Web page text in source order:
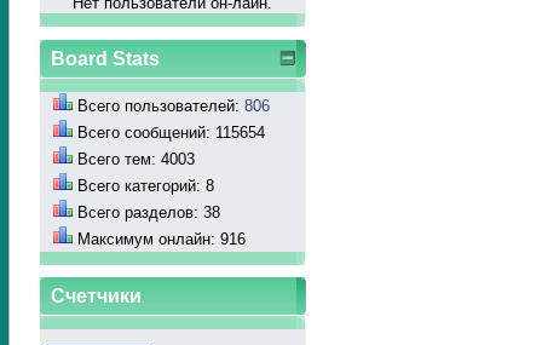
Board Stats
Всего пользователей:806
Всего сообщений: 115654
Всего тем: 4003
Всего категорий: 8
Всего разделов: 38
Максимум онлайн: 916
Счетчики